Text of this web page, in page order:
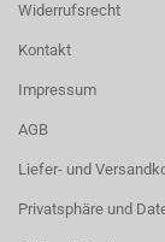
Widerrufsrecht
Kontakt
Impressum
AGB
Liefer- und
Privatsphäre und